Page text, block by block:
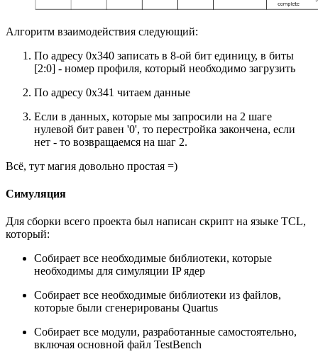
Алгоритм взаимодействия следующий:
По адресу 0x340 записать в 8-ой бит единицу, в биты
[2:0] - номер профиля, который необходимо загрузить
По адресу 0x341 читаем данные
Если в данных, которые мы запросили на 2 шаге
нулевой бит равен '0', то перестройка закончена, если
нет - то возвращаемся на шаг 2.
Всё, тут магия довольно простая =)
Симуляция
Для сборки всего проекта был написан скрипт на языке TCL,
который:
Собирает все необходимые библиотеки, которые
необходимы для симуляции IP ядер
Собирает все необходимые библиотеки из файлов,
которые были сгенерированы Quartus
Собирает все модули, разработанные самостоятельно,
включая основной файл TestBench